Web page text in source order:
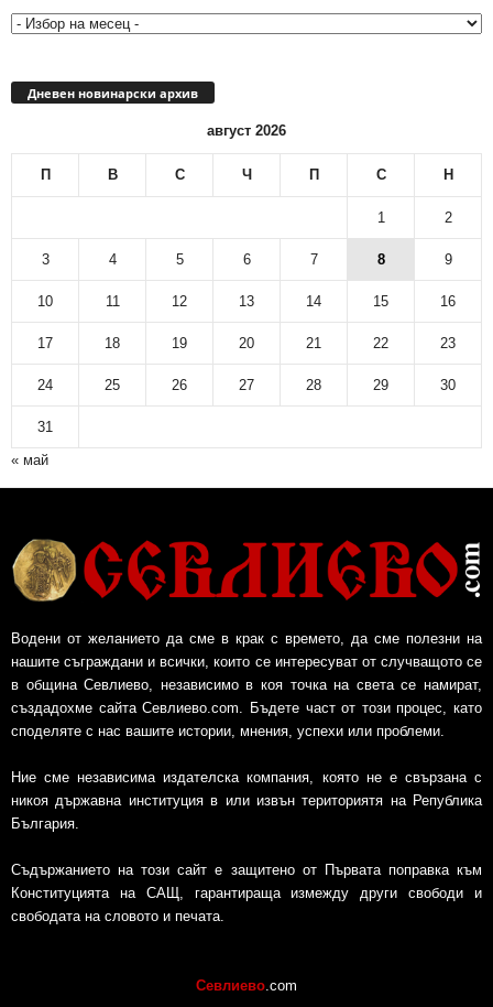
Дневен новинарски архив
август 2026
П В С Ч П С Н
1 2
3 4 5 6 7 8 9
10 11 12 13 14 15 16
17 18 19 20 21 22 23
24 25 26 27 28 29 30
31
« май
Водени от желанието да сме в крак с времето, да сме полезни на
нашите съграждани и всички, които се интересуват от случващото се
в община Севлиево, независимо в коя точка на света се намират,
създадохме сайта Севлиево.com. Бъдете част от този процес, като
споделяте с нас вашите истории, мнения, успехи или проблеми.
Ние сме независима издателска компания, която не е свързана с
никоя държавна институция в или извън териториятя на Република
България.
Съдържанието на този сайт е защитено от Първата поправка към
Конституцията на САЩ, гарантираща измежду други свободи и
свободата на словото и печата.
Севлиево.com